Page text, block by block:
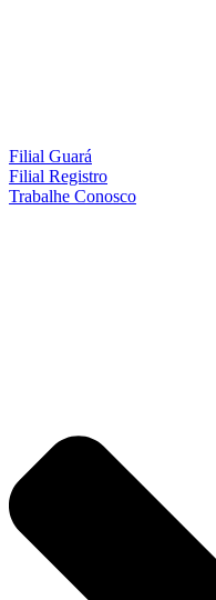
Filial Guará
Filial Registro
Trabalhe Conosco